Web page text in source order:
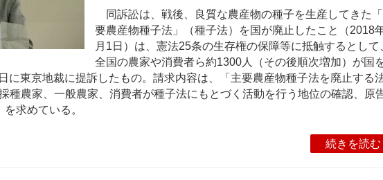
同訴訟は、戦後、良質な農産物の種子を生産してきた
要農産物種子法」（種子法）を国が廃止したこと（2018
月1日）は、憲法25条の生存権の保障等に抵触するとして
全国の農家や消費者ら約1300人（その後順次増加）が国
に東京地裁に提訴したもの。請求内容は、「主要農産物種子法を廃止する
種農家、一般農家、消費者が種子法にもとづく活動を行う地位の確認、原
求めている。
続きを読む